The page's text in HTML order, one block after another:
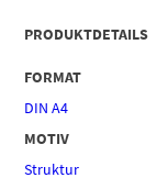
PRODUKTDETAILS
FORMAT
DIN A4
MOTIV
Struktur